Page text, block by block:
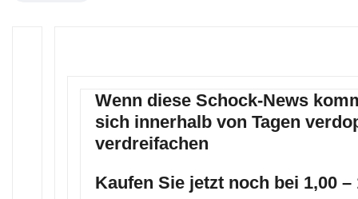
Wenn diese Schock-News
sich innerhalb von Tagen
verdreifachen
Kaufen Sie jetzt noch bei 1,00 –